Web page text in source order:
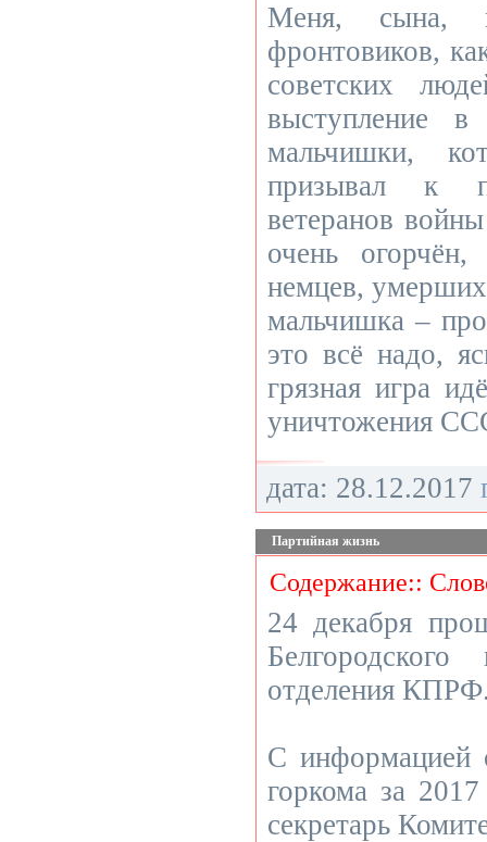
Меня, сына,
фронтовиков,
советских
выступление в
мальчишки,
призывал к
ветеранов
очень огорчён,
немцев,
мальчишка –
это всё надо,
грязная игра
уничтожения
дата: 28.12.2017
Партийная жизнь
Содержание::
24 декабря
Белгородского
отделения
С информацией
горкома за
секретарь